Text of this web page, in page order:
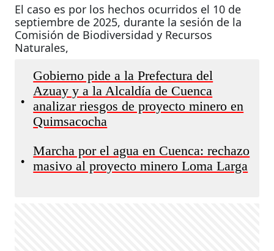
El caso es por los hechos ocurridos el 10 de
septiembre de 2025, durante la sesión de la
Comisión de Biodiversidad y Recursos
Naturales,
•
Gobierno pide a la Prefectura del
Azuay y a la Alcaldía de Cuenca
analizar riesgos de proyecto minero en
Quimsacocha
•
Marcha por el agua en Cuenca: rechazo
masivo al proyecto minero Loma Larga